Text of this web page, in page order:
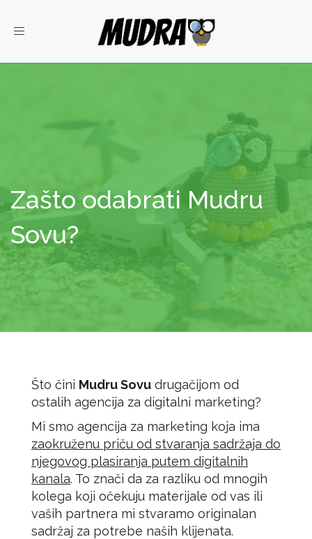
Toggle
Zašto odabrati Mudru
Sovu?
Što čini Mudru Sovu drugačijom od
ostalih agencija za digitalni marketing?
Mi smo agencija za marketing koja ima
zaokruženu priču od stvaranja sadržaja do
njegovog plasiranja putem digitalnih
kanala. To znači da za razliku od mnogih
kolega koji očekuju materijale od vas ili
vaših partnera mi stvaramo originalan
sadržaj za potrebe naših klijenata.